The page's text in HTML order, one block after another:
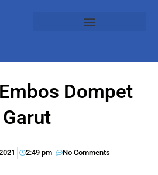
Dompet
Garut
2:49 pm No Comments